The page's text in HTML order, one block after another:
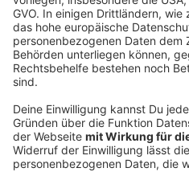
Anzeige
Saisonstart der Bayer Giants
Sperrung der Bahnhöfe in
Pendler aus Leverkusen
Leverkusen: Hohe